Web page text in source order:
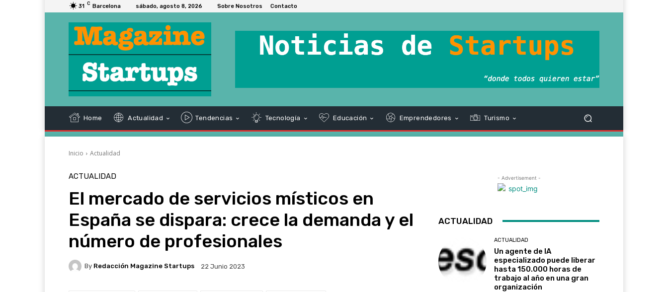
31 C Barcelona sábado, agosto 8, 2026 Sobre Nosotros Contacto
Home Actualidad Tendencias Tecnología Educación Emprendedores Turismo
Inicio Actualidad
ACTUALIDAD
El mercado de servicios místicos en
España se dispara: crece la demanda y el
número de profesionales
By Redacción Magazine Startups 22 Junio 2023
- Advertisement -
ACTUALIDAD
ACTUALIDAD
Un agente de IA
especializado puede liberar
hasta 150.000 horas de
trabajo al año en una gran
organización